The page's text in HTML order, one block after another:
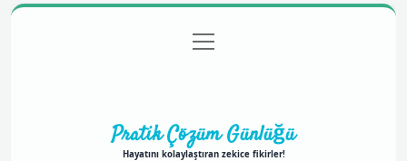
Gizlilik Politikası
menüyü
aç
Pratik Çözüm Günlüğü
Hayatını kolaylaştıran zekice fikirler!